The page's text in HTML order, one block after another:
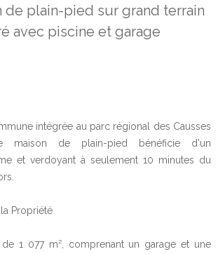
de plain-pied sur grand terrain
avec piscine et garage
intégrée au parc régional des Causses
maison de plain-pied bénéficie d'un
et verdoyant à seulement 10 minutes du
Propriété
de 1 077 m², comprenant un garage et une